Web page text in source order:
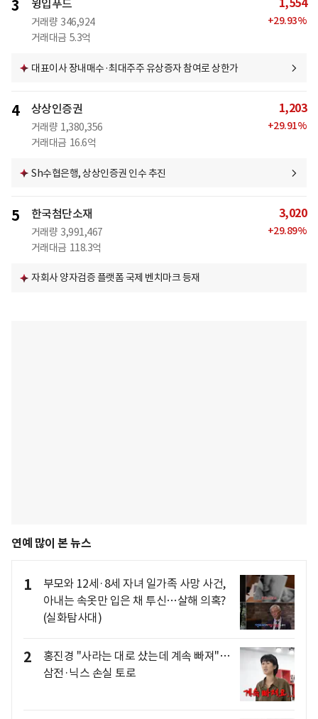
3 윙입푸드
거래량 346,924
거래대금 5.3억
1,554
+29.93%
대표이사 장내매수·최대주주 유상증자 참여로 상한가
4 상상인증권
거래량 1,380,356
거래대금 16.6억
1,203
+29.91%
Sh수협은행, 상상인증권 인수 추진
5 한국첨단소재
거래량 3,991,467
거래대금 118.3억
3,020
+29.89%
자회사 양자검증 플랫폼 국제 벤치마크 등재
연예 많이 본 뉴스
1
부모와 12세·8세 자녀 일가족 사망 사건,
아내는 속옷만 입은 채 투신…살해 의혹?
(실화탐사대)
2
홍진경 "사라는 대로 샀는데 계속 빠져"…
삼전·닉스 손실 토로